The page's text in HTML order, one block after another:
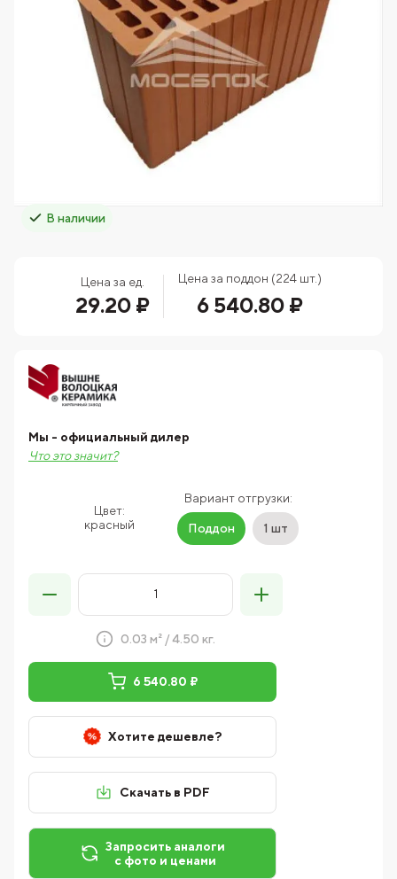
В наличии
Цена за ед.
29.20 ₽
Цена за поддон (224 шт.)
6 540.80 ₽
Цвет:
красный
Вариант отгрузки:
Поддон 1 шт
Мы - официальный дилер
Что это значит?
0.03 м² / 4.50 кг.
6 540.80 ₽
Хотите дешевле?
Скачать в PDF
Запросить аналоги
с фото и ценами